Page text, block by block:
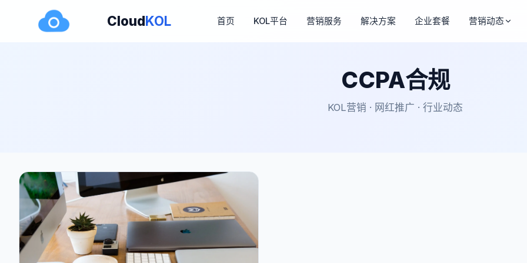
CloudKOL 首页 KOL平台 营销服务 解决方案 企业套餐 营销动态
CCPA合规
KOL营销 · 网红推广 · 行业动态